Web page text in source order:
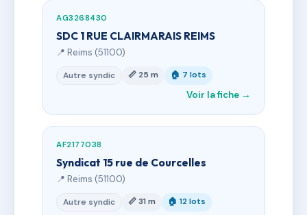
AG3268430
SDC 1 RUE CLAIRMARAIS REIMS
📍 Reims (51100)
Autre syndic 📏 25 m 🏠 7 lots
Voir la fiche →
AF2177038
Syndicat 15 rue de Courcelles
📍 Reims (51100)
Autre syndic 📏 31 m 🏠 12 lots